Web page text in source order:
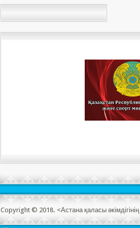
Copyright © 2018. <Астана қаласы